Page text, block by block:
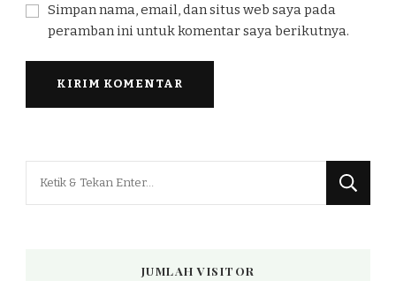
Simpan nama, email, dan situs web saya pada
peramban ini untuk komentar saya berikutnya.
JUMLAH VISITOR